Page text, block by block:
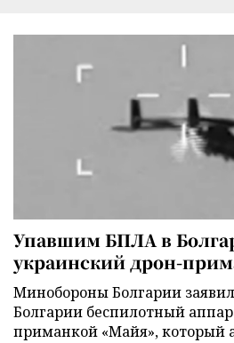
Упавшим БПЛА в
украинский дрон-
Минобороны Болгарии
Болгарии беспилотный
приманкой «Майя», который